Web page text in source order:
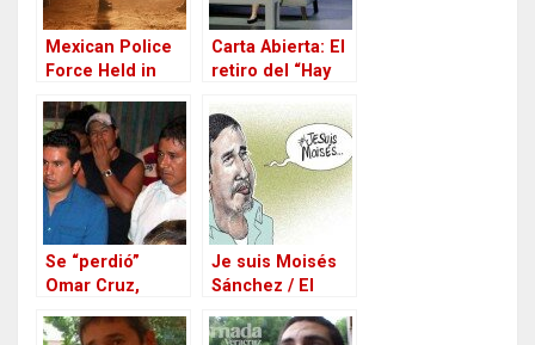
Mexican Police
Force Held in
Disappearance
Carta Abierta: El
retiro del “Hay
oportunidad
para pensar qué
puede hacer la
cultura para
detener la
violencia y
proteger la
Libertad de
Se “perdió”
Omar Cruz,
de Medellín que
Je suis Moisés
Sánchez / El
@monerorape